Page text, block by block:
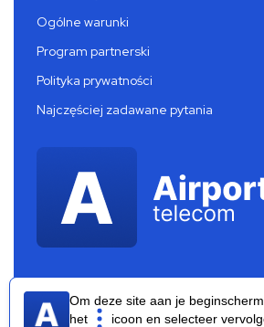
Ogólne warunki
Program partnerski
Polityka prywatności
Najczęściej zadawane pytania
Om deze site aan je
het
icoon en selecteer